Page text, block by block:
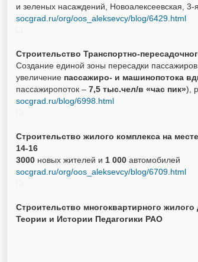
и зеленых насаждений, Новоалексеевская,
socgrad.ru/org/oos_aleksevcy/blog/6429.html
Строительство Транспортно-
Создание единой зоны пересадки
увеличение пассажиро- и машинопотока
пассажиропоток – 7,5 тыс.чел/в «час пик»),
socgrad.ru/blog/6998.html
Строительство жилого комплекса на
14-16
3000 новых жителей и 1 000 автомобилей
socgrad.ru/org/oos_aleksevcy/blog/6709.html
Строительство многоквартирного
Теории и Истории Педагогики РАО